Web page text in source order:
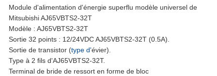
PLAN
DU
SITE
Module d'alimentation d'énergie superflu modèle universel de
Mitsubishi AJ65VBTS2-32T
Modèle : AJ65VBTS2-32T
Sortie 32 points : 12/24VDC AJ65VBTS2-32T (0.5A).
Sortie de transistor (type d'évier).
Type à 2 fils d'AJ65VBTS2-32T.
Terminal de bride de ressort en forme de bloc